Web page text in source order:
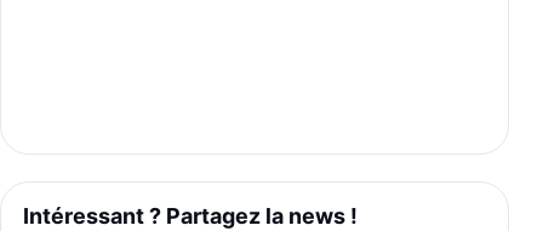
Intéressant ? Partagez la news !